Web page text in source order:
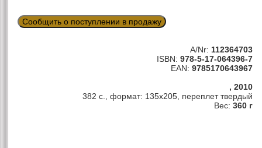
Сообщить о поступлении в продажу
A/Nr: 112364703
ISBN: 978-5-17-064396-7
EAN: 9785170643967
, 2010
382 с., формат: 135х205, переплет твердый
Вес: 360 г